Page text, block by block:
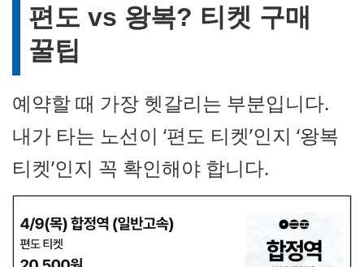
편도 vs 왕복? 티켓 구매
꿀팁
예약할 때 가장 헷갈리는 부분입니다.
내가 타는 노선이 ‘편도 티켓’인지 ‘왕복
티켓’인지 꼭 확인해야 합니다.